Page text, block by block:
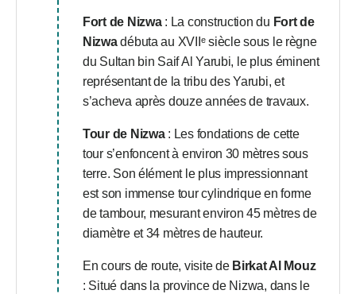
Fort de Nizwa: La construction du Fort de
Nizwadébuta au XVIIᵉ siècle sous le règne
du Sultan bin Saif Al Yarubi, le plus éminent
représentant de la tribu des Yarubi, et
s’acheva après douze années de travaux.
Tour de Nizwa: Les fondations de cette
tour s’enfoncent à environ 30 mètres sous
terre. Son élément le plus impressionnant
est son immense tour cylindrique en forme
de tambour, mesurant environ 45 mètres de
diamètre et 34 mètres de hauteur.
En cours de route, visite de Birkat Al Mouz
: Situé dans la province de Nizwa, dans le